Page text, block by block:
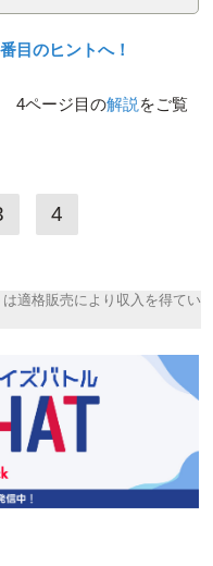
目のヒントへ！
4ページ目の解説 をご覧
4
適格販売により収入を得てい